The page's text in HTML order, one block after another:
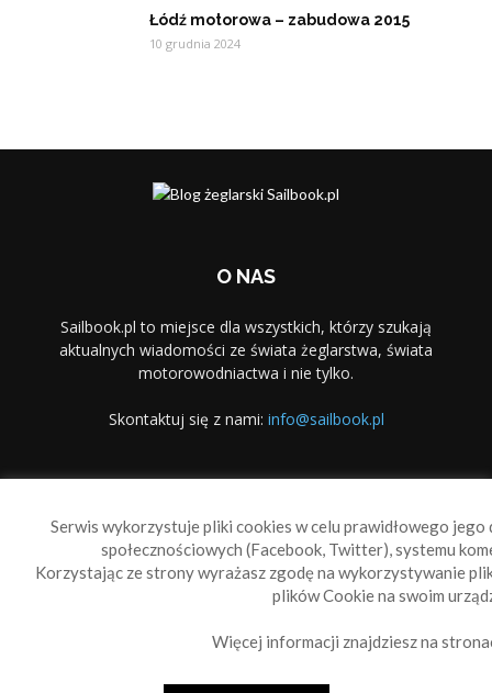
Łódź motorowa – zabudowa 2015
10 grudnia 2024
O NAS
Sailbook.pl to miejsce dla wszystkich, którzy szukają
aktualnych wiadomości ze świata żeglarstwa, świata
motorowodniactwa i nie tylko.
Skontaktuj się z nami: info@sailbook.pl
Reklama
Polityka prywatności
Serwis wykorzystuje pliki cookies w celu prawidłowego
społecznościowych (Facebook, Twitter), systemu
Korzystając ze strony wyrażasz zgodę na wykorzystywanie
plików Cookie na swoim
Więcej informacji znajdziesz na